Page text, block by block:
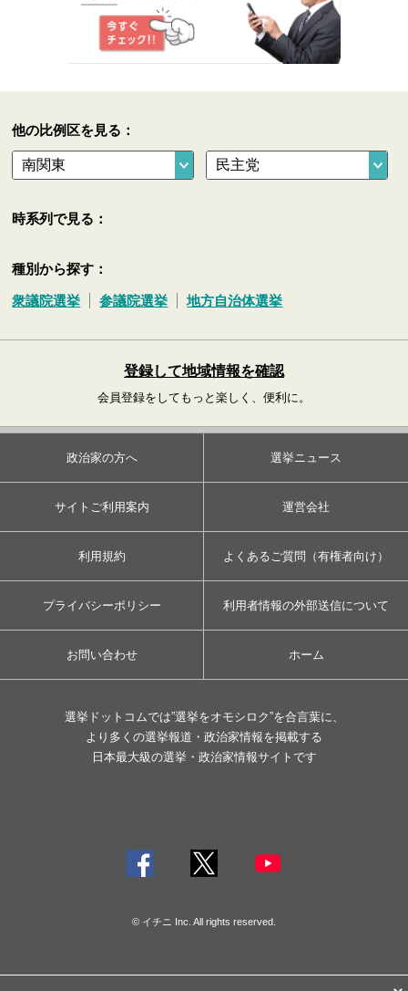
他の比例区を見る：
時系列で見る：
種別から探す：
衆議院選挙 参議院選挙 地方自治体選挙
登録して地域情報を確認
会員登録をしてもっと楽しく、便利に。
政治家の方へ 選挙ニュース
サイトご利用案内 運営会社
利用規約 よくあるご質問（有権者向け）
プライバシーポリシー 利用者情報の外部送信について
お問い合わせ ホーム
選挙ドットコムでは”選挙をオモシロク”を合言葉に、
より多くの選挙報道・政治家情報を掲載する
日本最大級の選挙・政治家情報サイトです
© イチニ Inc. All rights reserved.